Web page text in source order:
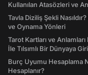
Kullanılan Atasözleri ve
Tavla Diziliş Şekli
ve Oynama Yönleri
Tarot Kartları ve
İle Tılsımlı Bir Dünyaya
Burç Uyumu Hesaplama
Hesaplanır?